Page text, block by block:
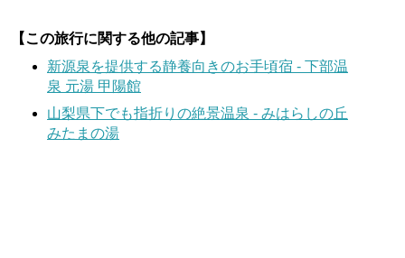
【この旅行に関する他の記事】
新源泉を提供する静養向きのお手頃宿 - 下部温
泉 元湯 甲陽館
山梨県下でも指折りの絶景温泉 - みはらしの丘
みたまの湯